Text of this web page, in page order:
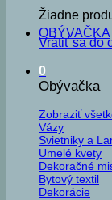
Žiadne
Vrátiť sa do
0
OBÝVAČKA
Obývačka
Zobraziť
Vázy
Svietniky a
Umelé kvety
Dekoračné
Bytový textil
Dekorácie